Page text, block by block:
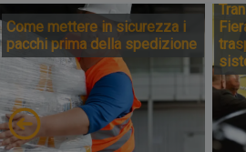
Come mettere in sicurezza i
pacchi prima della spedizione